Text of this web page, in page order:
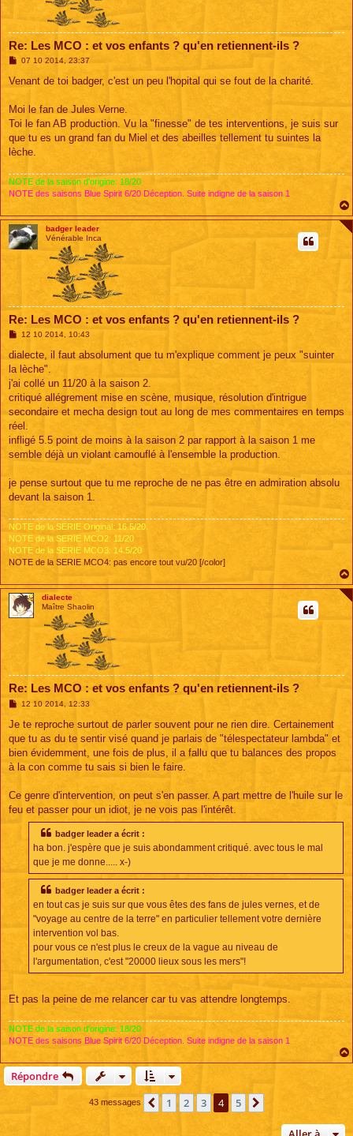
Re: Les MCO : et vos enfants ? qu'en retiennent-ils ?
M
s
g
07 10 2014, 23:37
Venant de toi badger, c'est un peu l'hopital qui se fout de la charité.
Moi le fan de Jules Verne.
Toi le fan AB production. Vu la "finesse" de tes interventions, je suis sur
que tu es un grand fan du Miel et des abeilles tellement tu suintes la
lèche.
NOTE de la saison d'origine: 18/20
NOTE des saisons Blue Spirit 6/20 Déception. Suite indigne de la saison 1
badger leader
Vénérable Inca
Re: Les MCO : et vos enfants ? qu'en retiennent-ils ?
M
s
a
g
12 10 2014, 10:43
dialecte, il faut absolument que tu m'explique comment je peux "suinter
la lèche".
j'ai collé un 11/20 à la saison 2.
critiqué allégrement mise en scène, musique, résolution d'intrigue
secondaire et mecha design tout au long de mes commentaires en temps
réel.
infligé 5.5 point de moins à la saison 2 par rapport à la saison 1 me
semble déjà un violant camouflé à l'ensemble la production.
je pense surtout que tu me reproche de ne pas être en admiration absolu
devant la saison 1.
NOTE de la SERIE Original: 16.5/20.
NOTE de la SERIE MCO2: 11/20
NOTE de la SERIE MCO3: 14.5/20
NOTE de la SERIE MCO4: pas encore tout vu/20 [/color]
dialecte
Maître Shaolin
Re: Les MCO : et vos enfants ? qu'en retiennent-ils ?
M
s
a
g
12 10 2014, 12:33
Je te reproche surtout de parler souvent pour ne rien dire. Certainement
que tu as du te sentir visé quand je parlais de "télespectateur lambda" et
bien évidemment, une fois de plus, il a fallu que tu balances des propos
à la con comme tu sais si bien le faire.
Ce genre d'intervention, on peut s'en passer. A part mettre de l'huile sur le
feu et passer pour un idiot, je ne vois pas l'intérêt.
badger leader a écrit :
ha bon. j'espère que je suis abondamment critiqué. avec tous le mal
que je me donne..... x-)
badger leader a écrit :
en tout cas je suis sur que vous êtes des fans de jules vernes, et de
"voyage au centre de la terre" en particulier tellement votre dernière
intervention vol bas.
pour vous ce n'est plus le creux de la vague au niveau de
l'argumentation, c'est "20000 lieux sous les mers"!
Et pas la peine de me relancer car tu vas attendre longtemps.
NOTE de la saison d'origine: 18/20
NOTE des saisons Blue Spirit 6/20 Déception. Suite indigne de la saison 1
Répondre
43 messages Précédente
1 2 3 4 5